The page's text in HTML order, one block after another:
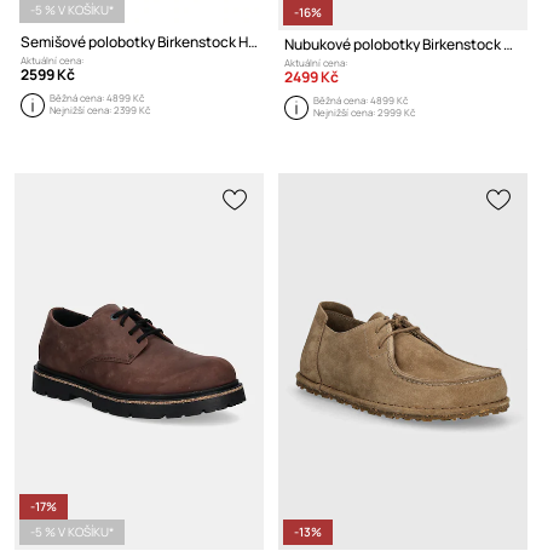
-5 % V KOŠÍKU*
Semišové polobotky Birkenstock Highwood Lace Low
Aktuální cena:
2599 Kč
Běžná cena:4899 Kč
Nejnižší cena:2399 Kč
-16%
Nubukové polobotky Birkenstock Highwood Lace
Aktuální cena:
2499 Kč
Běžná cena:4899 Kč
Nejnižší cena:2999 Kč
-17%
-5 % V KOŠÍKU*
-13%